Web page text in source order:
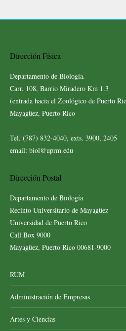
Dirección Física
Departamento de Biología.
Carr. 108, Barrio Miradero Km 1.3
(entrada hacia el Zoológico de Puerto
Mayagüez, Puerto Rico
Tel. (787) 832-4040, exts. 3900, 2405
email: biol@uprm.edu
Dirección Postal
Departamento de Biología
Recinto Universitario de Mayagüez
Universidad de Puerto Rico
Call Box 9000
Mayagüez, Puerto Rico 00681-9000
RUM
Administración de Empresas
Artes y Ciencias